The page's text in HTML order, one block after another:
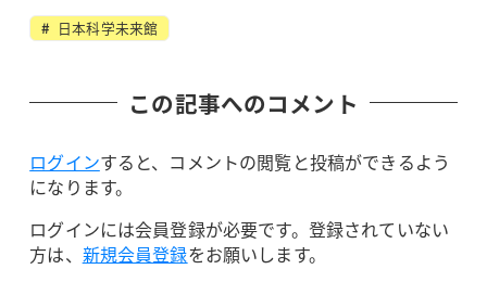
日本科学未来館
この記事へのコメント
ログインすると、コメントの閲覧と投稿ができるよう
になります。
ログインには会員登録が必要です。登録されていない
方は、 新規会員登録をお願いします。